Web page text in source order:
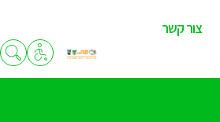
צור קשר